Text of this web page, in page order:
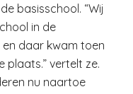
basisschool. “Wij
in de
daar kwam toen
plaats.” vertelt ze.
nu naartoe